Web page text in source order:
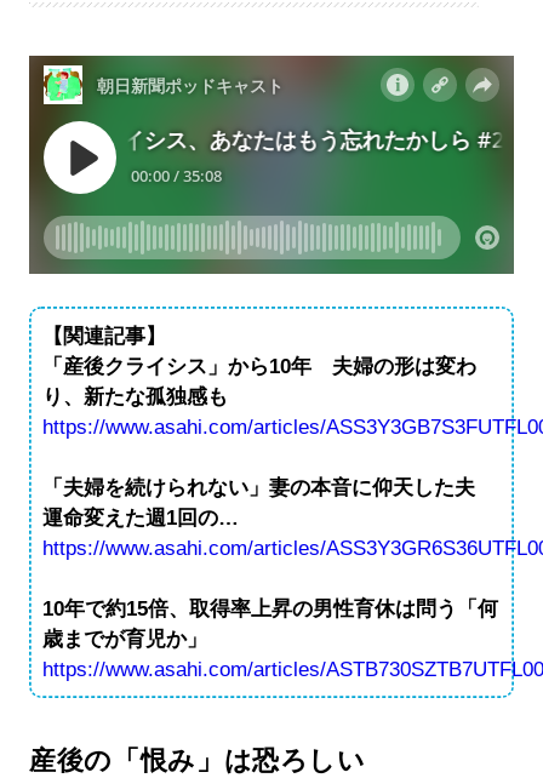
【関連記事】
「産後クライシス」から10年 夫婦の形は変わ
り、新たな孤独感も
https://www.asahi.com/articles/
「夫婦を続けられない」妻の本音に仰天した夫
運命変えた週1回の…
https://www.asahi.com/articles/
10年で約15倍、取得率上昇の男性育休は問う「何
歳までが育児か」
https://www.asahi.com/articles/
産後の「恨み」は恐ろしい